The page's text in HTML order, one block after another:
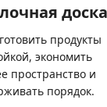
доска
продукты
экономить
пространство и
порядок.